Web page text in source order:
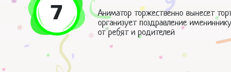
7
Аниматор торжественно вынесет
организует поздравление имениннику
от ребят и родителей